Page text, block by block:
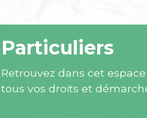
Particuliers
Retrouvez dans cet espace
tous vos droits et